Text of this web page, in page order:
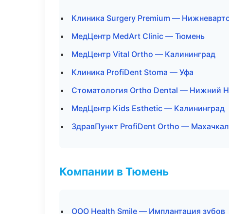
Клиника Surgery Premium —
МедЦентр MedArt Clinic — Тюмень
МедЦентр Vital Ortho — Калининград
Клиника ProfiDent Stoma — Уфа
Стоматология Ortho Dental — Нижний
МедЦентр Kids Esthetic — Калининград
ЗдравПункт ProfiDent Ortho —
Компании в Тюмень
ООО Health Smile — Имплантация зубов